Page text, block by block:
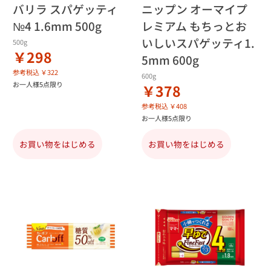
バリラ スパゲッティ
№4 1.6mm 500g
500g
￥298
参考税込 ￥322
お一人様5点限り
お買い物をはじめる
ニップン オーマイプ
レミアム もちっとお
いしいスパゲッティ1.
5mm 600g
600g
￥378
参考税込 ￥408
お一人様5点限り
お買い物をはじめる